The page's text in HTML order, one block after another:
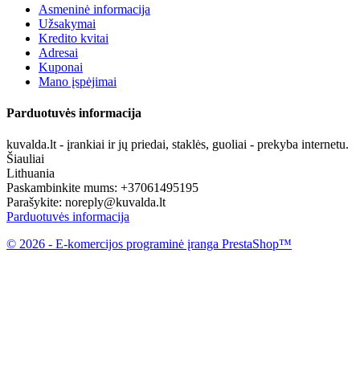
Asmeninė informacija
Užsakymai
Kredito kvitai
Adresai
Kuponai
Mano įspėjimai
Parduotuvės informacija
kuvalda.lt - įrankiai ir jų priedai, staklės, guoliai - prekyba internetu.
Šiauliai
Lithuania
Paskambinkite mums: +37061495195
Parašykite: noreply@kuvalda.lt
Parduotuvės informacija
© 2026 - E-komercijos programinė įranga PrestaShop™